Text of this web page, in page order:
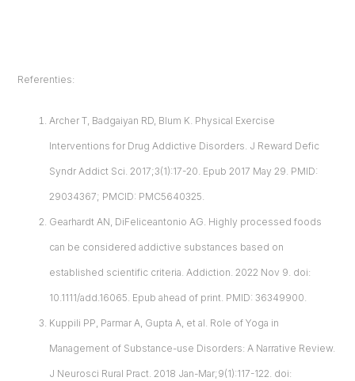
Referenties:
Archer T, Badgaiyan RD, Blum K. Physical Exercise
Interventions for Drug Addictive Disorders. J Reward Defic
Syndr Addict Sci. 2017;3(1):17-20. Epub 2017 May 29. PMID:
29034367; PMCID: PMC5640325.
Gearhardt AN, DiFeliceantonio AG. Highly processed foods
can be considered addictive substances based on
established scientific criteria. Addiction. 2022 Nov 9. doi:
10.1111/add.16065. Epub ahead of print. PMID: 36349900.
Kuppili PP, Parmar A, Gupta A, et al. Role of Yoga in
Management of Substance-use Disorders: A Narrative Review.
J Neurosci Rural Pract. 2018 Jan-Mar;9(1):117-122. doi: